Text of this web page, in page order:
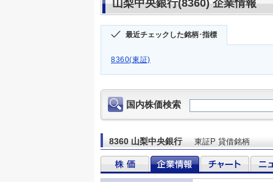
山梨中央銀行(8360) 企業情報
最近チェックした銘柄･指標
8360(東証)